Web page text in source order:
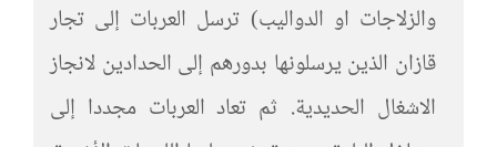
والزلاجات او الدواليب) ترسل العربات إلى تجار
قازان الذين يرسلونها بدورهم إلى الحدادين لانجاز
الاشغال الحديدية. ثم تعاد العربات مجددا إلى